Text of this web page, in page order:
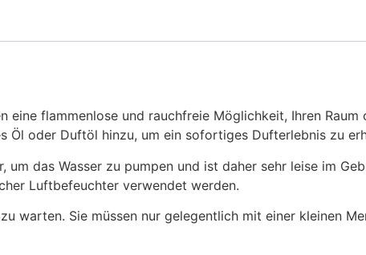
eine flammenlose und rauchfreie Möglichkeit, Ihren Raum
Öl oder Duftöl hinzu, um ein sofortiges Dufterlebnis zu
das Wasser zu pumpen und ist daher sehr leise im
Luftbefeuchter verwendet werden.
warten. Sie müssen nur gelegentlich mit einer kleinen